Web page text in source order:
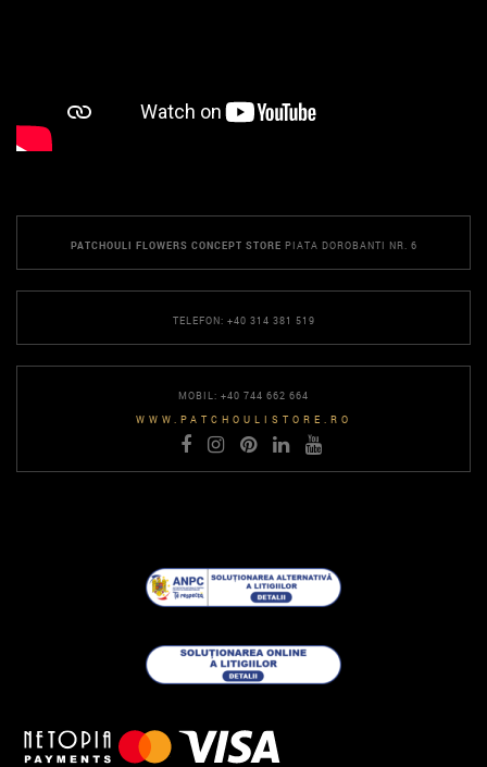
PATCHOULI FLOWERS CONCEPT STORE PIATA DOROBANTI NR. 6
TELEFON: +40 314 381 519
MOBIL: +40 744 662 664
WWW.PATCHOULISTORE.RO